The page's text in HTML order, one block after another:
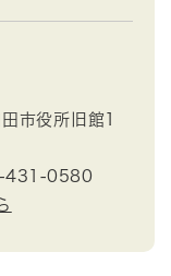
市役所旧館1
431-0580